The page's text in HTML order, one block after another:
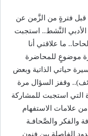
قبل فترةٍ من الزَّمن عن
الأدبي النَّشط.. استجبت
ما علاقتي أنا
موضوعٍ للمحاضرة
حياتي الذاتية وبعض
وقفز السؤال مرة
التي استجبت للمشاركة
علامات الاستفهام
والفكر والصَّحافـة
الفاصلة بين فنون